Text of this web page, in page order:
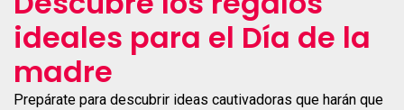
ideales para el Día de la
madre
Prepárate para descubrir ideas cautivadoras que harán que